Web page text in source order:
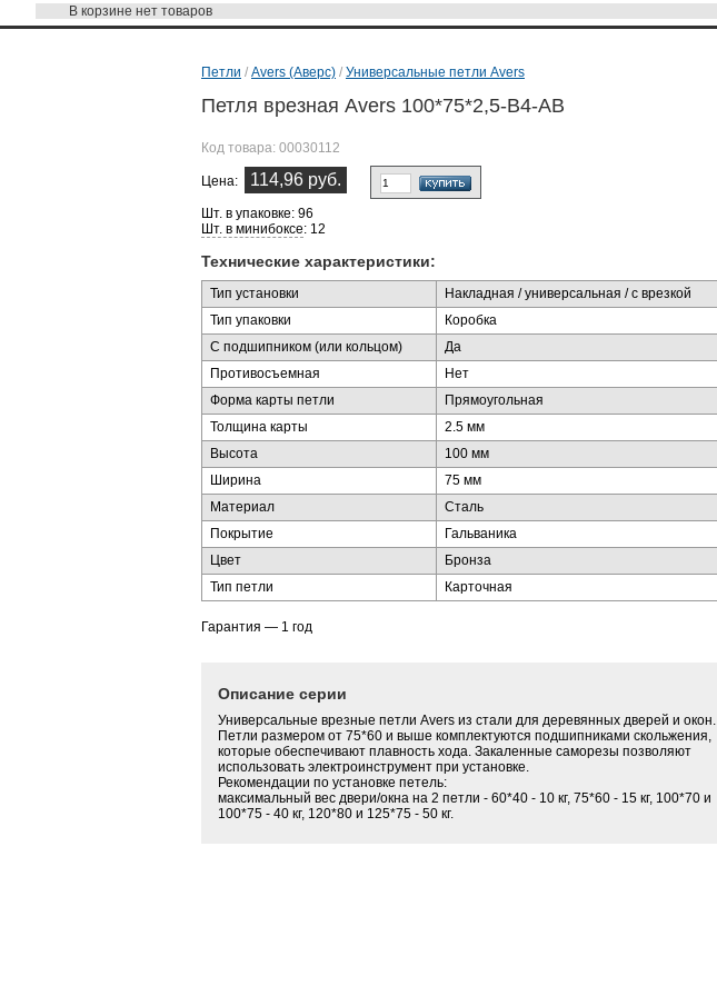
В корзине нет товаров
Петли / Avers (Аверс) / Универсальные петли Avers
Петля врезная Avers 100*75*2,5-B4-AB
Код товара: 00030112
Цена: 114,96 руб.
Шт. в упаковке: 96
Шт. в минибоксе: 12
Технические характеристики:
Тип установки
Накладная / универсальная / с врезкой
Тип упаковки
Коробка
С подшипником (или кольцом)
Да
Противосъемная
Нет
Форма карты петли
Прямоугольная
Толщина карты
2.5 мм
Высота
100 мм
Ширина
75 мм
Материал
Сталь
Покрытие
Гальваника
Цвет
Бронза
Тип петли
Карточная
Гарантия — 1 год
Описание серии
Универсальные врезные петли Avers из стали для деревянных дверей и окон.
Петли размером от 75*60 и выше комплектуются подшипниками скольжения,
которые обеспечивают плавность хода. Закаленные саморезы позволяют
использовать электроинструмент при установке.
Рекомендации по установке петель:
максимальный вес двери/окна на 2 петли - 60*40 - 10 кг, 75*60 - 15 кг, 100*70 и
100*75 - 40 кг, 120*80 и 125*75 - 50 кг.